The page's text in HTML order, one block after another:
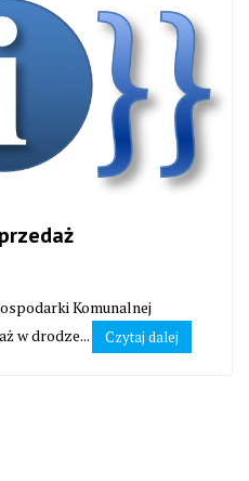
Komunalnej
w drodze...
Czytaj dalej